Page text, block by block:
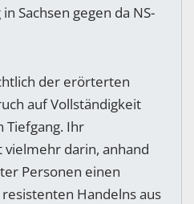
Sachsen gegen da NS-
der erörterten
auf Vollständigkeit
Tiefgang. Ihr
darin, anhand
Personen einen
Handelns aus